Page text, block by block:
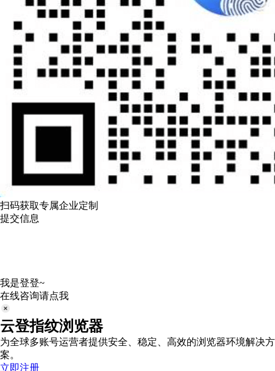
扫码获取专属企业定制
提交信息
我是登登~
在线咨询请点我
云登指纹浏览器
为全球多账号运营者提供安全、稳定、高效的浏览器环境解决方
案。
立即注册